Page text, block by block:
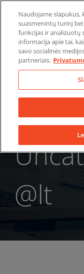
content
@lt
Naudojame slapukus,
suasmenintų turinį
funkcijas ir analizuotų
informacija apie tai,
savo socialinės
partneriais.